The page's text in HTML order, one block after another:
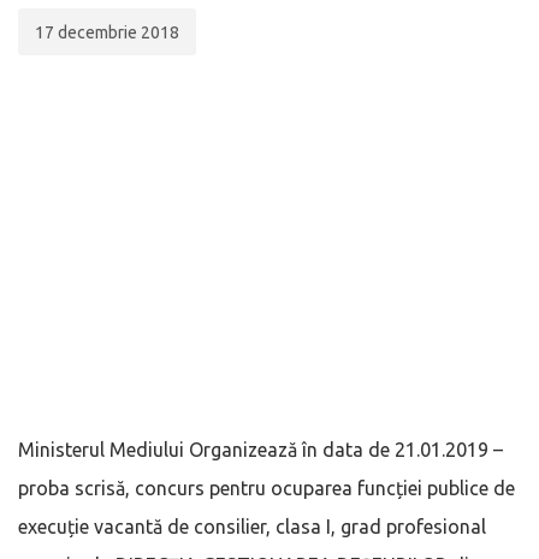
17 decembrie 2018
Ministerul Mediului Organizează în data de 21.01.2019 –
proba scrisă, concurs pentru ocuparea funcției publice de
execuție vacantă de consilier, clasa I, grad profesional